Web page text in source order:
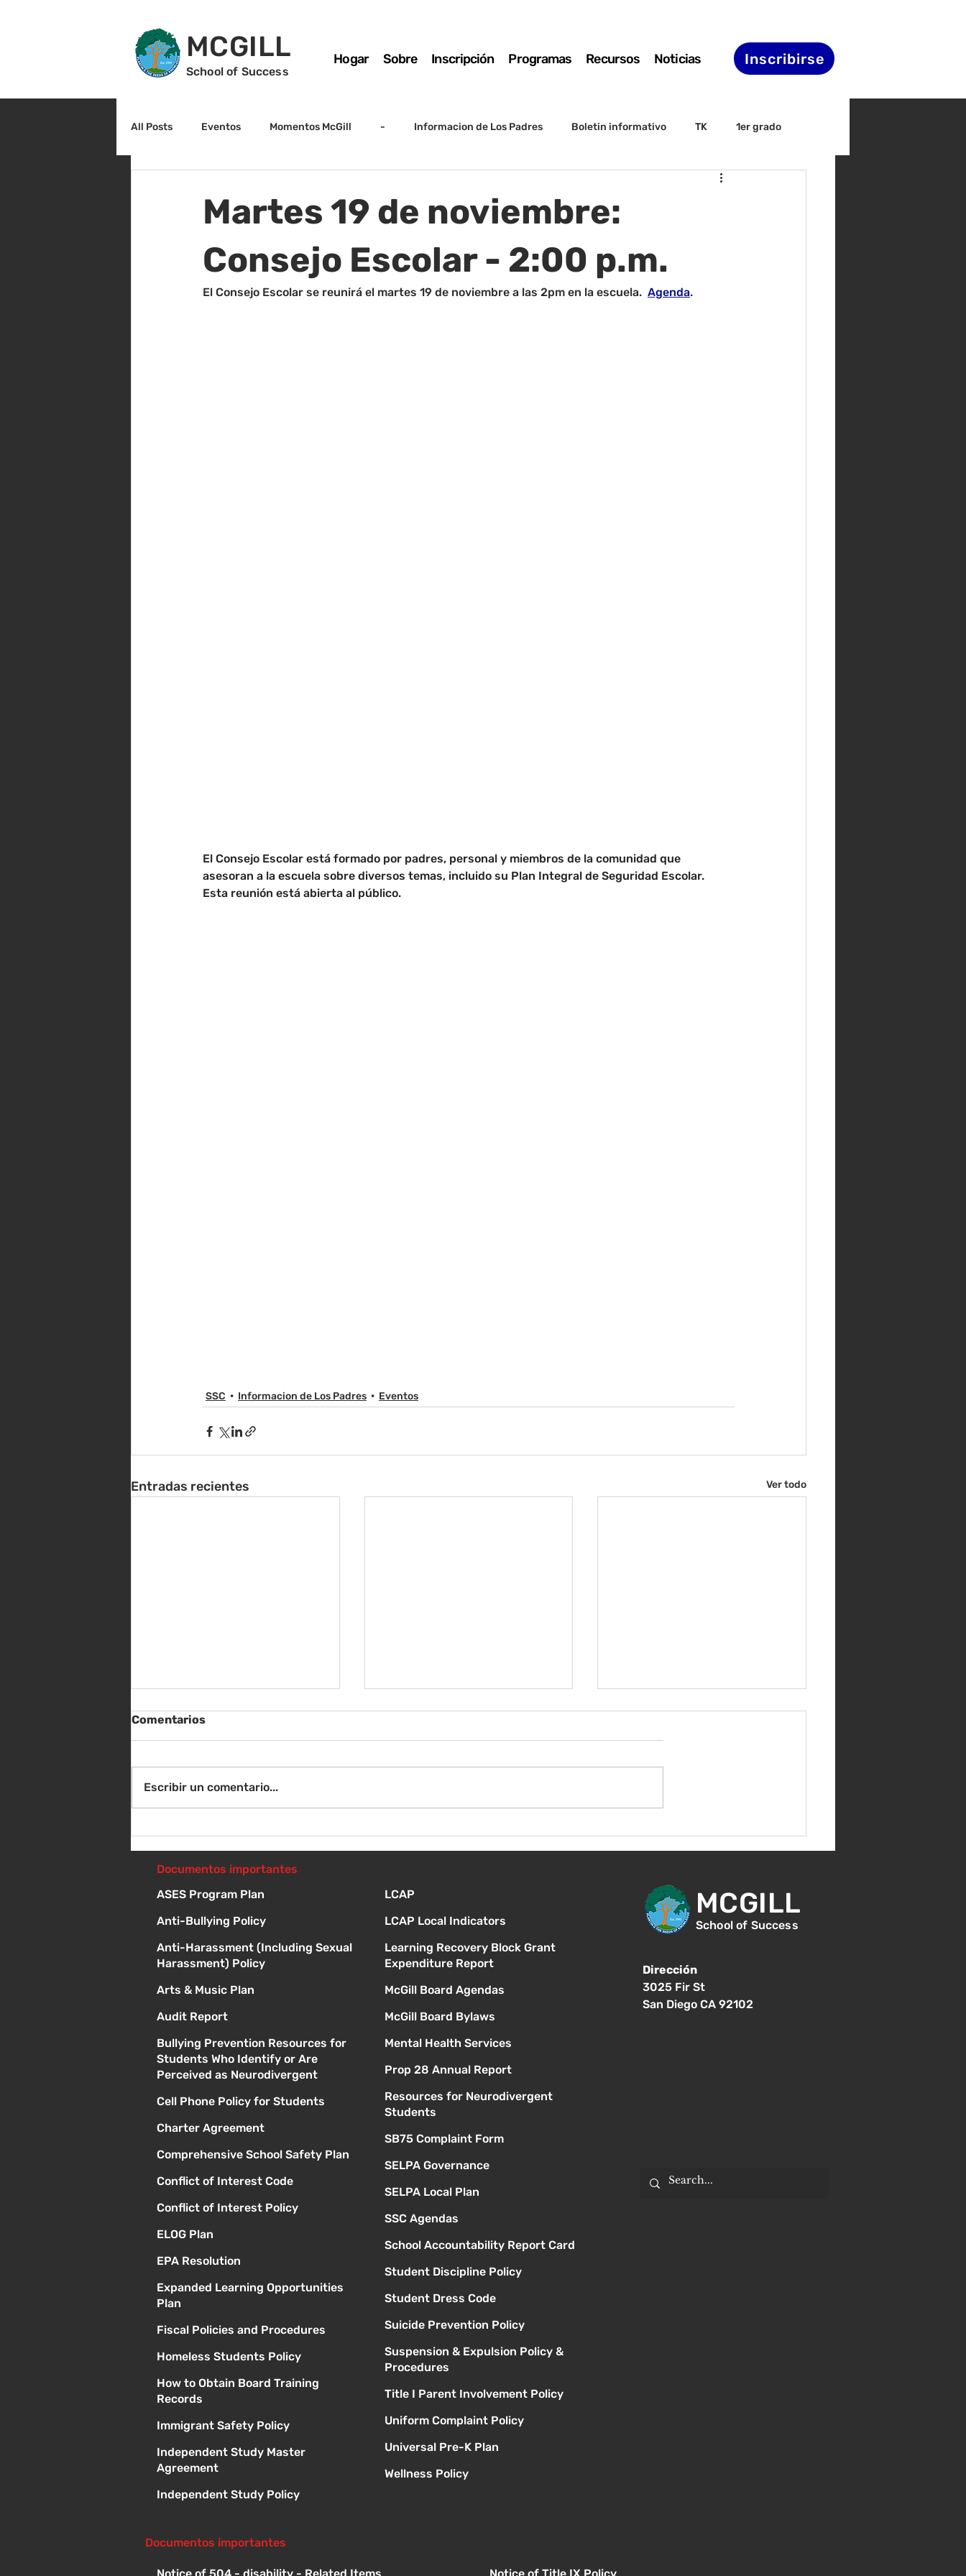
MCGILL
School of Success
Hogar Sobre Inscripción Programas Recursos Noticias Inscribirse
All Posts Eventos Momentos McGill - Informacion de Los Padres Boletin informativo TK 1er grado
ELAC
Martes 19 de noviembre:
Consejo Escolar - 2:00 p.m.
El Consejo Escolar se reunirá el martes 19 de noviembre a las 2pm en la escuela. Agenda.
El Consejo Escolar está formado por padres, personal y miembros de la comunidad que
asesoran a la escuela sobre diversos temas, incluido su Plan Integral de Seguridad Escolar.
Esta reunión está abierta al público.
SSC Informacion de Los Padres Eventos
Entradas recientes Ver todo
directiva
¡Bienvenida de nuevo!
Comentarios
Escribir un comentario...
Documentos importantes
ASES Program Plan
Anti-Bullying Policy
Anti-Harassment (Including Sexual
Harassment) Policy
Arts & Music Plan
Audit Report
Bullying Prevention Resources for
Students Who Identify or Are
Perceived as Neurodivergent
Cell Phone Policy for Students
Charter Agreement
Comprehensive School Safety Plan
Conflict of Interest Code
Conflict of Interest Policy
ELOG Plan
EPA Resolution
Expanded Learning Opportunities
Plan
Fiscal Policies and Procedures
Homeless Students Policy
How to Obtain Board Training
Records
Immigrant Safety Policy
Independent Study Master
Agreement
Independent Study Policy
LCAP
LCAP Local Indicators
Learning Recovery Block Grant
Expenditure Report
McGill Board Agendas
McGill Board Bylaws
Mental Health Services
Prop 28 Annual Report
Resources for Neurodivergent
Students
SB75 Complaint Form
SELPA Governance
SELPA Local Plan
SSC Agendas
School Accountability Report Card
Student Discipline Policy
Student Dress Code
Suicide Prevention Policy
Suspension & Expulsion Policy &
Procedures
Title I Parent Involvement Policy
Uniform Complaint Policy
Universal Pre-K Plan
Wellness Policy
MCGILL
School of Success
Dirección
3025 Fir St
San Diego CA 92102
Documentos importantes